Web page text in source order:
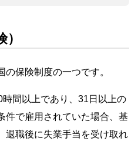
保険制度の一つです。
時間以上であり、31日以上の
件で雇用されていた場合、基
退職後に失業手当を受け取れ